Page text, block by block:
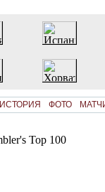
ИСТОРИЯ ФОТО